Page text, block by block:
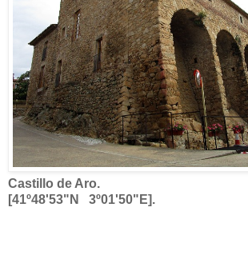
Castillo de Aro.
[41º48'53"N 3º01'50"E].